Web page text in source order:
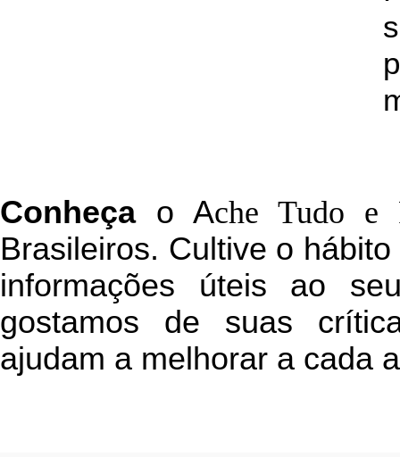
Conheçao Ache Tudo e
Brasileiros. Cultive o
informações úteis ao
gostamos de suas
ajudam a melhorar a cada